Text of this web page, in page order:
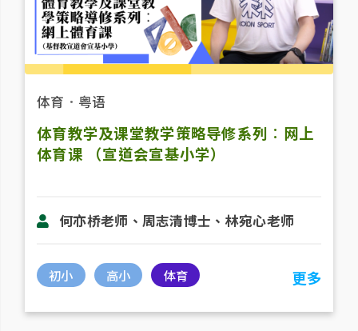
体育 ． 粤语
体育教学及课堂教学策略导修系列︰网上
体育课 （宣道会宣基小学）
何亦桥老师、周志清博士、林宛心老师
初小 高小 体育 更多